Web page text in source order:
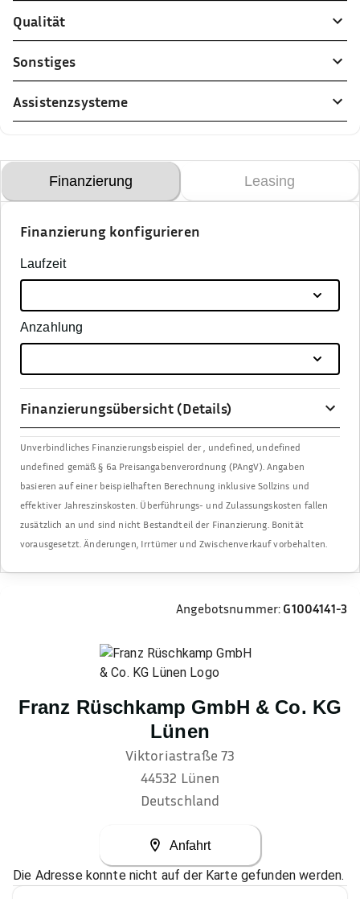
Qualität
Sonstiges
Assistenzsysteme
Finanzierung Leasing
Finanzierung konfigurieren
Laufzeit
Anzahlung
Finanzierungsübersicht (Details)
Unverbindliches Finanzierungsbeispiel der, undefined, undefined
undefined gemäß § 6a Preisangabenverordnung (PAngV). Angaben
basieren auf einer beispielhaften Berechnung inklusive Sollzins und
effektiver Jahreszinskosten. Überführungs- und Zulassungskosten fallen
zusätzlich an und sind nicht Bestandteil der Finanzierung. Bonität
vorausgesetzt. Änderungen, Irrtümer und Zwischenverkauf vorbehalten.
Angebotsnummer: G1004141-3
Franz Rüschkamp GmbH & Co. KG
Lünen
Viktoriastraße 73
44532 Lünen
Deutschland
Anfahrt
Die Adresse konnte nicht auf der Karte gefunden werden.